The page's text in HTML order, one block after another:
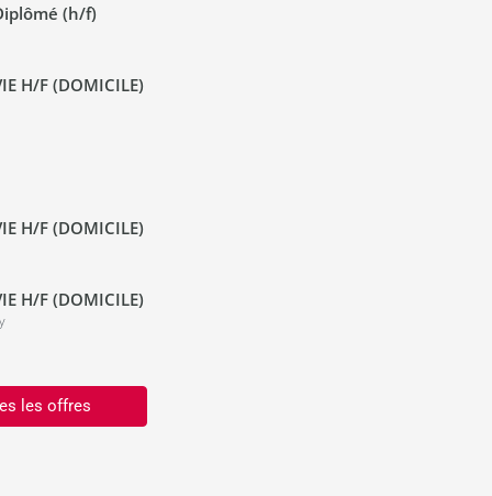
(h/f)
H/F (DOMICILE)
H/F (DOMICILE)
H/F (DOMICILE)
les offres